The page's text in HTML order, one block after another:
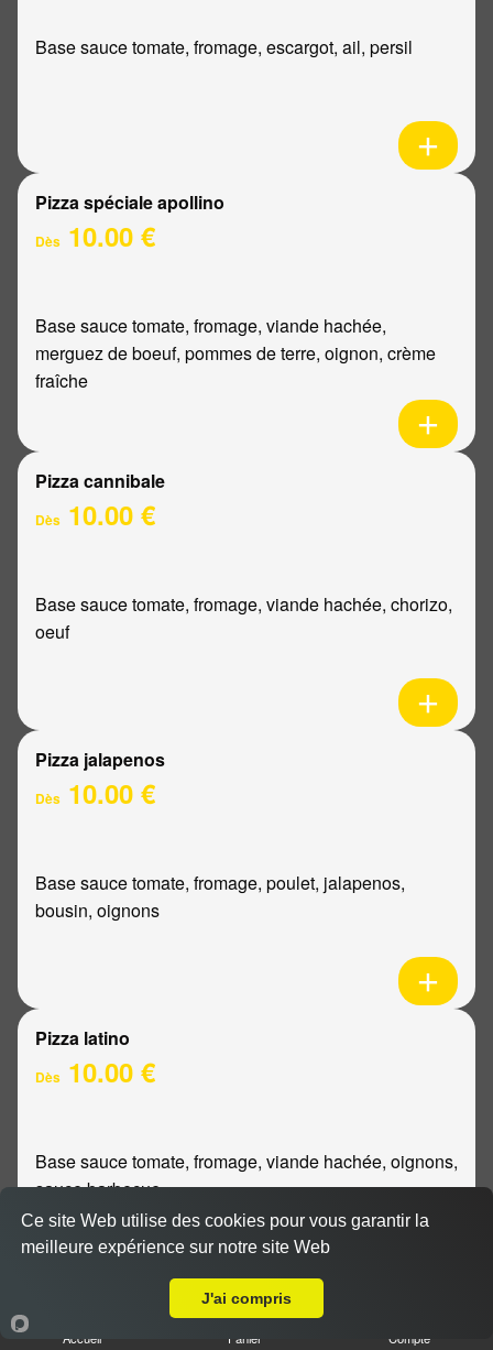
Base sauce tomate, fromage, escargot, ail, persil
Pizza spéciale apollino
Dès 10.00 €
Base sauce tomate, fromage, viande hachée,
merguez de boeuf, pommes de terre, oignon, crème
fraîche
Pizza cannibale
Dès 10.00 €
Base sauce tomate, fromage, viande hachée, chorizo,
oeuf
Pizza jalapenos
Dès 10.00 €
Base sauce tomate, fromage, poulet, jalapenos,
bousin, oignons
Pizza latino
Dès 10.00 €
Base sauce tomate, fromage, viande hachée, oignons,
sauce barbecue
Accueil Panier Compte
Ce site Web utilise des cookies pour vous garantir la
meilleure expérience sur notre site Web
J'ai compris